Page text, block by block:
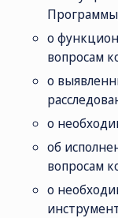
о
вопросам
о
о
об
вопросам
о